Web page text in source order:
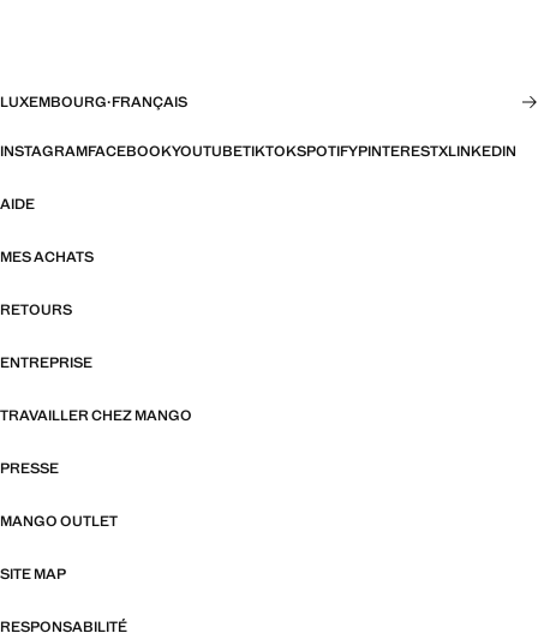
LUXEMBOURG·FRANÇAIS
INSTAGRAMFACEBOOKYOUTUBETIKTOKSPOTIFYPINTERESTXLINKEDIN
AIDE
MES ACHATS
RETOURS
ENTREPRISE
TRAVAILLER CHEZ MANGO
PRESSE
MANGO OUTLET
SITE MAP
RESPONSABILITÉ